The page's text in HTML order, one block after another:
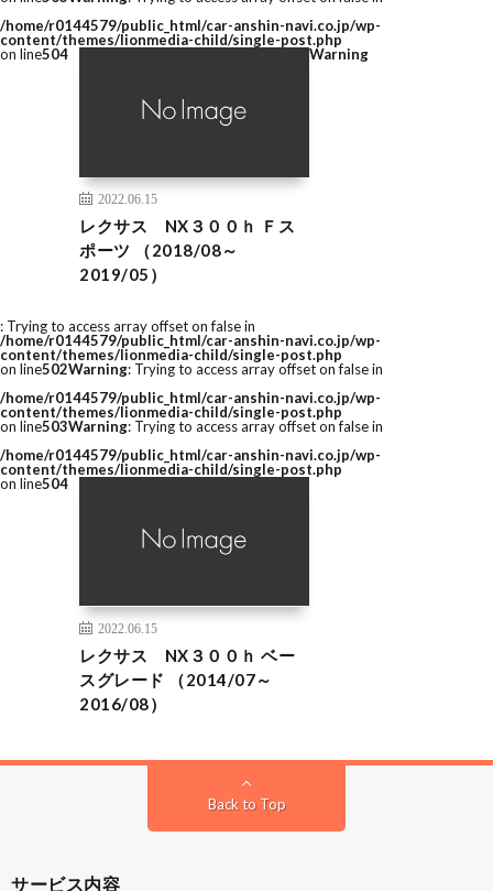
/home/r0144579/public_html/car-anshin-navi.co.jp/wp-
content/themes/lionmedia-child/single-post.php
on line504
2022.06.15
レクサス NX３００ｈ Ｆス
ポーツ （2018/08～
2019/05）
Warning
: Trying to access array offset on false in
/home/r0144579/public_html/car-anshin-navi.co.jp/wp-
content/themes/lionmedia-child/single-post.php
on line502Warning: Trying to access array offset on false in
/home/r0144579/public_html/car-anshin-navi.co.jp/wp-
content/themes/lionmedia-child/single-post.php
on line503Warning: Trying to access array offset on false in
/home/r0144579/public_html/car-anshin-navi.co.jp/wp-
content/themes/lionmedia-child/single-post.php
on line504
2022.06.15
レクサス NX３００ｈ ベー
スグレード （2014/07～
2016/08）
Back to Top
サービス内容